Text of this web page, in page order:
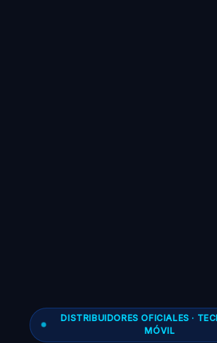
DISTRIBUIDORES OFICIALES ·
MÓVIL